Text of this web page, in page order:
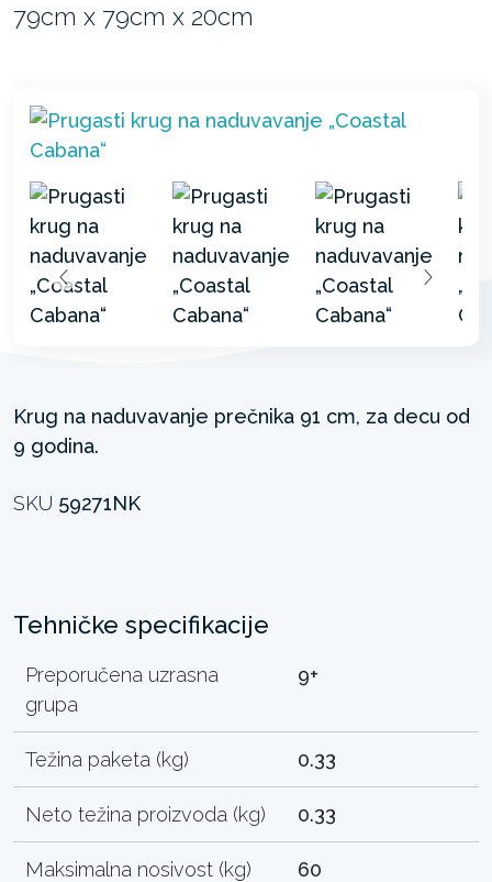
79cm x 79cm x 20cm
Krug na naduvavanje prečnika 91 cm, za decu od
9 godina.
SKU 59271NK
Tehničke specifikacije
Preporučena uzrasna
grupa
9+
Težina paketa (kg) 0.33
Neto težina proizvoda (kg) 0.33
Maksimalna nosivost (kg) 60